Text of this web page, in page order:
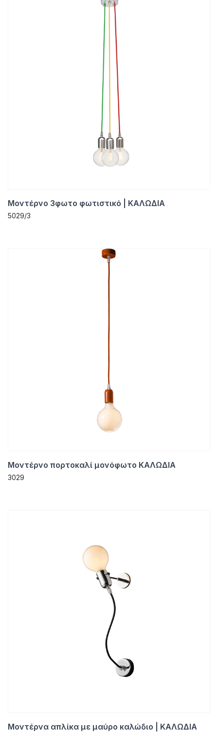
Μοντέρνο 3φωτο φωτιστικό | ΚΑΛΩΔΙΑ
5029/3
Μοντέρνο πορτοκαλί μονόφωτο ΚΑΛΩΔΙΑ
3029
Μοντέρνα απλίκα με μαύρο καλώδιο | ΚΑΛΩΔΙΑ